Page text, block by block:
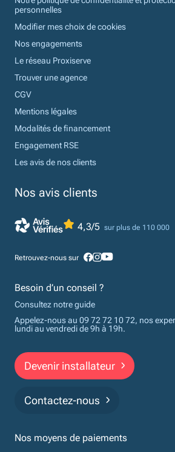
personnelles
Modifier mes choix de cookies
Nos engagements
Le réseau Proxiserve
Trouver une agence
CGV
Mentions légales
Modalités de financement
Engagement RSE
Les avis de nos clients
Nos avis clients
4,3/5 sur plus de 110 000
Retrouvez-nous sur
Besoin d’un conseil ?
Consultez notre guide
Appelez-nous au 09 72 72 10 72, nos
lundi au vendredi de 9h à 19h.
Devenir installateur
Contactez-nous
Nos moyens de paiements